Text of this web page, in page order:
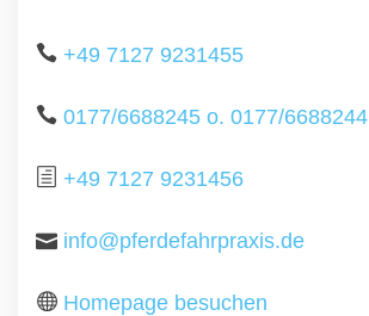
+49 7127 9231455
0177/6688245 o. 0177/6688244
+49 7127 9231456
info@pferdefahrpraxis.de
Homepage besuchen